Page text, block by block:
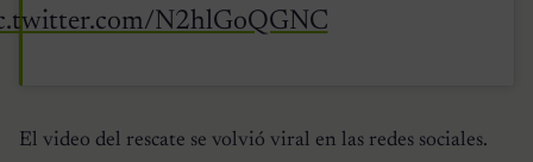
N2hlGoQGNC
El video del rescate se volvió viral en las redes sociales.